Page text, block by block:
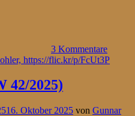
3 Kommentare
42/2025)
16. Oktober 2025 von Gunnar